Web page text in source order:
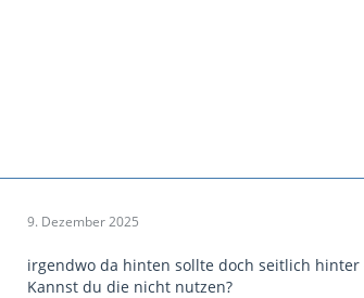
9. Dezember 2025
irgendwo da hinten sollte doch seitlich
Kannst du die nicht nutzen?